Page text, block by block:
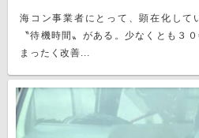
海コン事業者にとって、顕在化して
〝待機時間〟がある。少なくとも３
まったく改善...